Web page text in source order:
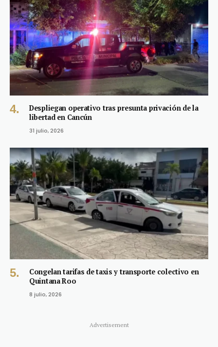
Despliegan operativo tras presunta privación de la
libertad en Cancún
31 julio, 2026
Congelan tarifas de taxis y transporte colectivo en
Quintana Roo
8 julio, 2026
Advertisement